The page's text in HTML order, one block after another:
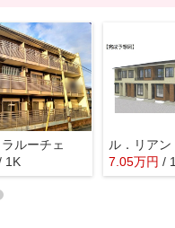
ルーチェ
1K
ル．リアン
7.05万円 /